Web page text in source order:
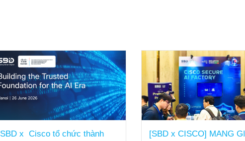
[SBD x CISCO] MANG GIẢI
SBD TỔNG KẾT NĂM